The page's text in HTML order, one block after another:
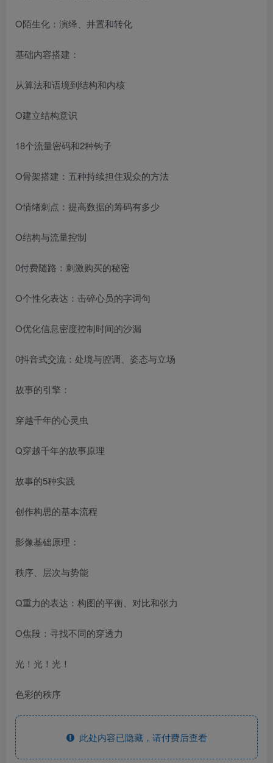
O陌生化：演绎、井置和转化
基础内容搭建：
从算法和语境到结构和内核
O建立结构意识
18个流量密码和2种钩子
O骨架搭建：五种持续担住观众的方法
O情绪刺点：提高数据的筹码有多少
O结构与流量控制
0付费随路：刺激购买的秘密
O个性化表达：击碎心员的字词句
O优化信息密度控制时间的沙漏
0抖音式交流：处境与腔调、姿态与立场
故事的引擎：
穿越千年的心灵虫
Q穿越千年的故事原理
故事的5种实践
创作构思的基本流程
影像基础原理：
秩序、层次与势能
Q重力的表达：构图的平衡、对比和张力
O焦段：寻找不同的穿透力
光！光！光！
色彩的秩序
此处内容已隐藏，请付费后查看